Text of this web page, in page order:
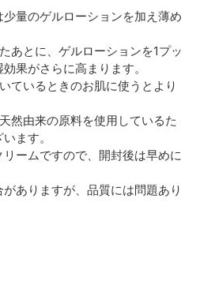
量のゲルローションを加え薄め
あとに、ゲルローションを1プッ
果がさらに高まります。
ているときのお肌に使うとより
然由来の原料を使用しているた
ます。
ームですので、開封後は早めに
ありますが、品質には問題あり